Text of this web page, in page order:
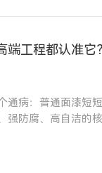
工程都认准它？
病：普通面漆
防腐、高自洁的